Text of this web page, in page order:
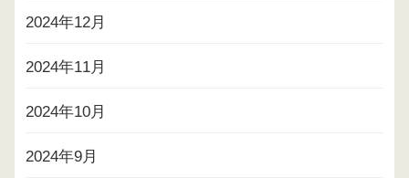
2024年12月
2024年11月
2024年10月
2024年9月